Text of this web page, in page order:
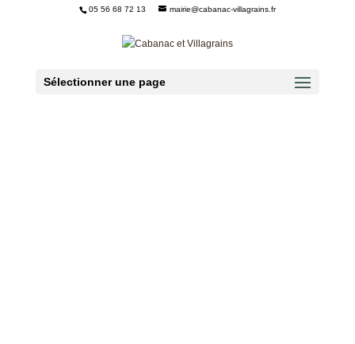
05 56 68 72 13 mairie@cabanac-villagrains.fr
Sélectionner une page